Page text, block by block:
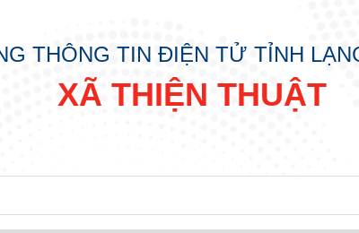
THÔNG TIN ĐIỆN TỬ TỈNH
XÃ THIỆN THUẬT